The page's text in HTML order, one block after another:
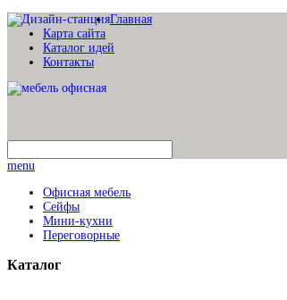
Главная
Карта сайта
Каталог идей
Контакты
menu
Офисная мебель
Сейфы
Мини-кухни
Переговорные
Каталог